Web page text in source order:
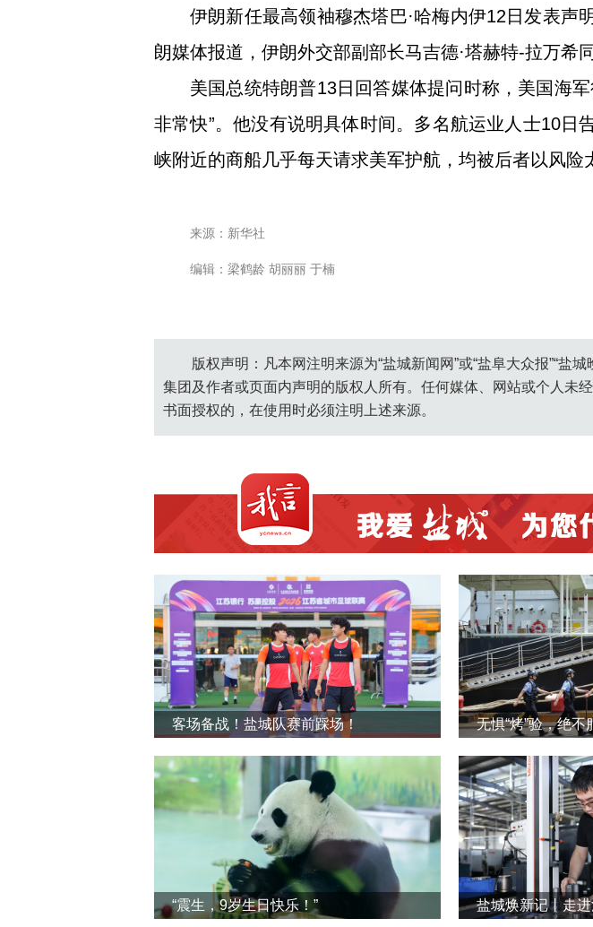
伊朗新任最高领袖穆杰塔巴·哈梅内伊12日发表
朗媒体报道，伊朗外交部副部长马吉德·塔赫特-拉万希
美国总统特朗普13日回答媒体提问时称，美国海
非常快”。他没有说明具体时间。多名航运业人士10
峡附近的商船几乎每天请求美军护航，均被后者以风险
来源：新华社
编辑：梁鹤龄 胡丽丽 于楠
版权声明：凡本网注明来源为“盐城新闻网”或“盐阜大众报”“盐
集团及作者或页面内声明的版权人所有。任何媒体、网站或个人未
书面授权的，在使用时必须注明上述来源。
客场备战！盐城队赛前踩场！ 无惧“烤”验，绝不
“震生，9岁生日快乐！”